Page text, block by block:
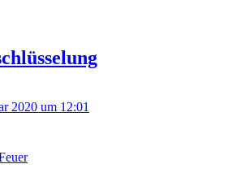
2020 um 12:01